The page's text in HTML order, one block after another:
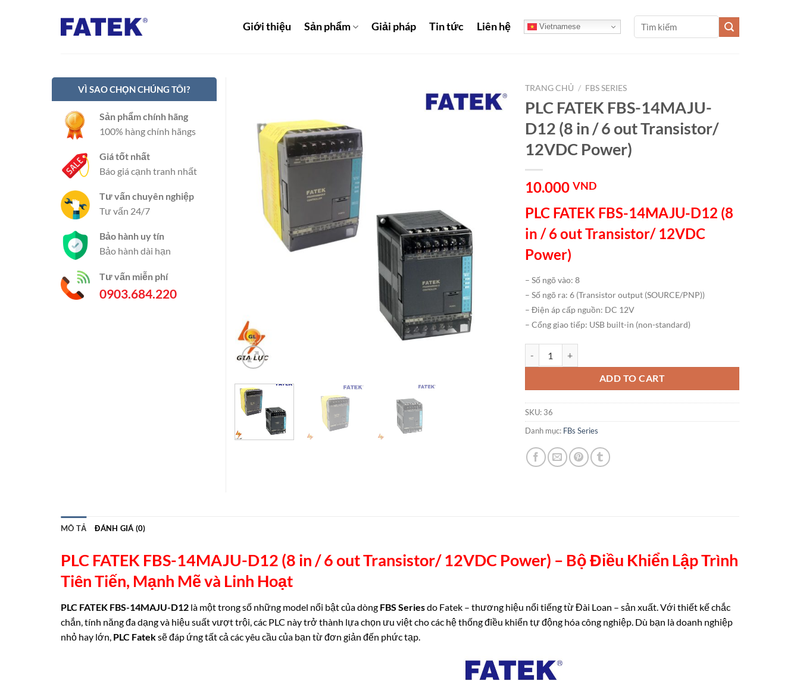
Giới thiệu Sản phẩm Giải pháp Tin tức Liên hệ Vietnamese
kiếm:
TRANG CHỦ / FBS SERIES
PLC FATEK FBS-14MAJU-
D12 (8 in / 6 out Transistor/
12VDC Power)
10.000 VND
PLC FATEK FBS-14MAJU-D12 (8
in / 6 out Transistor/ 12VDC
Power)
– Số ngõ vào: 8
– Số ngõ ra: 6 (Transistor output (SOURCE/PNP))
– Điện áp cấp nguồn: DC 12V
– Cổng giao tiếp: USB built-in (non-standard)
ADD TO CART
SKU: 36
Danh mục: FBs Series
VÌ SAO CHỌN CHÚNG TÔI?
Sản phẩm chính hãng
100% hàng chính hãngs
Giá tốt nhất
Báo giá cạnh tranh nhất
Tư vấn chuyên nghiệp
Tư vấn 24/7
Bảo hành uy tín
Bảo hành dài hạn
Tư vấn miễn phí
0903.684.220
MÔ TẢ ĐÁNH GIÁ (0)
PLC FATEK FBS-14MAJU-D12 (8 in / 6 out Transistor/ 12VDC Power) – Bộ Điều Khiển Lập Trình
Tiên Tiến, Mạnh Mẽ và Linh Hoạt
PLC FATEK FBS-14MAJU-D12 là một trong số những model nổi bật của dòng FBS Seriesdo Fatek – thương hiệu nổi tiếng từ Đài Loan – sản xuất. Với thiết kế chắc
chắn, tính năng đa dạng và hiệu suất vượt trội, các PLC này trở thành lựa chọn ưu việt cho các hệ thống điều khiển tự động hóa công nghiệp. Dù bạn là doanh nghiệp
nhỏ hay lớn, PLC Fateksẽ đáp ứng tất cả các yêu cầu của bạn từ đơn giản đến phức tạp.